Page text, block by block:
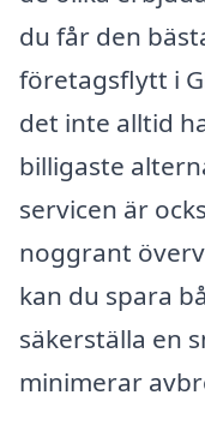
du får den
företagsflytt i
det inte alltid
billigaste
servicen är
noggrant
kan du spara
säkerställa en
minimerar